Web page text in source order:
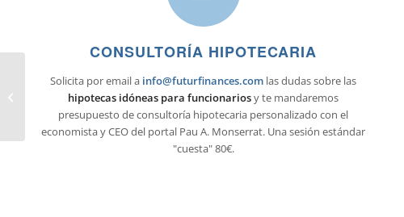
CONSULTORÍA HIPOTECARIA
Solicita por email a info@futurfinances.com las dudas sobre las
hipotecas idóneas para funcionariosy te mandaremos
presupuesto de consultoría hipotecaria personalizado con el
economista y CEO del portal Pau A. Monserrat. Una sesión estándar
"cuesta" 80€.
Hipoteca para
funcionarios en
Oviedo